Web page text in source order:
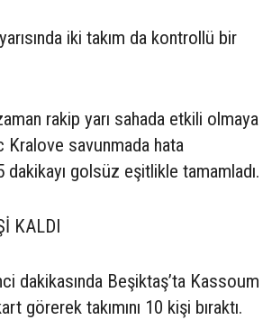
iki takım da kontrollü bir
rakip yarı sahada etkili olmaya
Kralove savunmada hata
dakikayı golsüz eşitlikle tamamladı.
KALDI
dakikasında Beşiktaş’ta Kassoum
görerek takımını 10 kişi bıraktı.